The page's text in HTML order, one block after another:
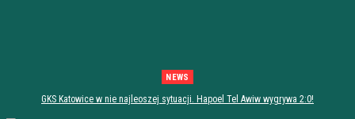
NEWS
GKS Katowice w nie najleoszej sytuacji. Hapoel Tel Awiw wygrywa 2:0!